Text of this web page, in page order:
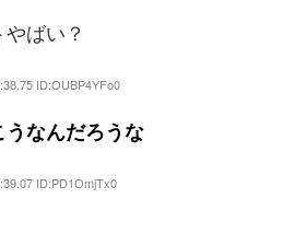
ばい？
ID:OUBP4YFo0
なんだろうな
ID:PD1OmjTx0